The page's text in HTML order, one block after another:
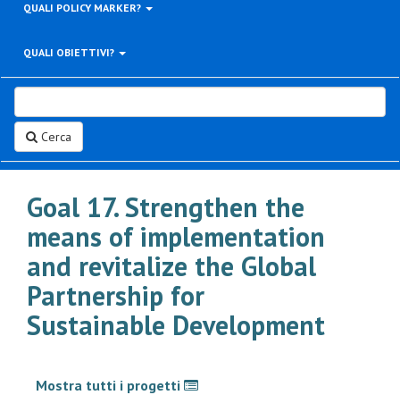
QUALI POLICY MARKER?
QUALI OBIETTIVI?
Cerca
Goal 17. Strengthen the
means of implementation
and revitalize the Global
Partnership for
Sustainable Development
Mostra tutti i progetti